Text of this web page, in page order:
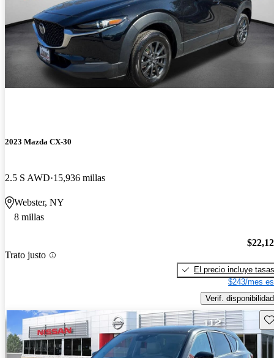
2023 Mazda CX-30
2.5 S AWD 15,936 millas
Webster, NY
8 millas
Trato justo
El precio incluye tasas
$243/mes
Verif. disponibilidad